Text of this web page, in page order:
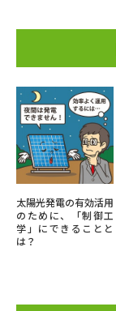
太陽光発電の有効活用
のために、「制御工
学」にできることと
は？